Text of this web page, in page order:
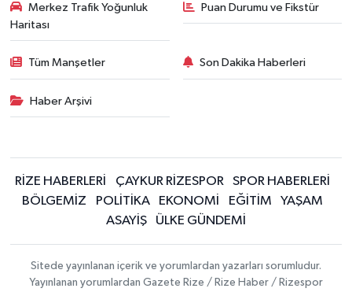
Merkez Trafik Yoğunluk
Haritası
Puan Durumu ve Fikstür
Tüm Manşetler Son Dakika Haberleri
Haber Arşivi
RİZE HABERLERİ ÇAYKUR RİZESPOR
SPOR HABERLERİ
BÖLGEMİZ
POLİTİKA EKONOMİ EĞİTİM
YAŞAM
ASAYİŞ
ÜLKE GÜNDEMİ
Sitede yayınlanan içerik ve yorumlardan yazarları sorumludur.
Yayınlanan yorumlardan Gazete Rize / Rize Haber / Rizespor